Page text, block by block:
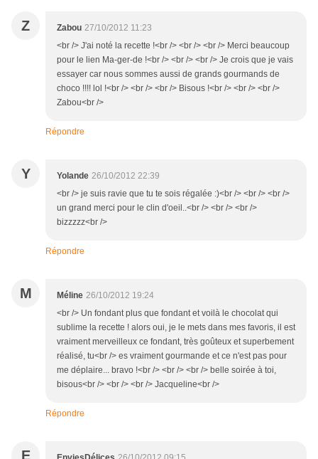
Z Zabou 27/10/2012 11:23
<br /> J'ai noté la recette !<br /> <br /> <br /> Merci beaucoup
pour le lien Ma-ger-de !<br /> <br /> <br /> Je crois que je vais
essayer car nous sommes aussi de grands gourmands de
choco !!!! lol !<br /> <br /> <br /> Bisous !<br /> <br /> <br />
Zabou<br />
Répondre
Y Yolande 26/10/2012 22:39
<br /> je suis ravie que tu te sois régalée :)<br /> <br /> <br />
un grand merci pour le clin d'oeil..<br /> <br /> <br />
bizzzzz<br />
Répondre
M Méline 26/10/2012 19:24
<br /> Un fondant plus que fondant et voilà le chocolat qui
sublime la recette ! alors oui, je le mets dans mes favoris, il est
vraiment merveilleux ce fondant, très goûteux et superbement
réalisé, tu<br /> es vraiment gourmande et ce n'est pas pour
me déplaire... bravo !<br /> <br /> <br /> belle soirée à toi,
bisous<br /> <br /> <br /> Jacqueline<br />
Répondre
E